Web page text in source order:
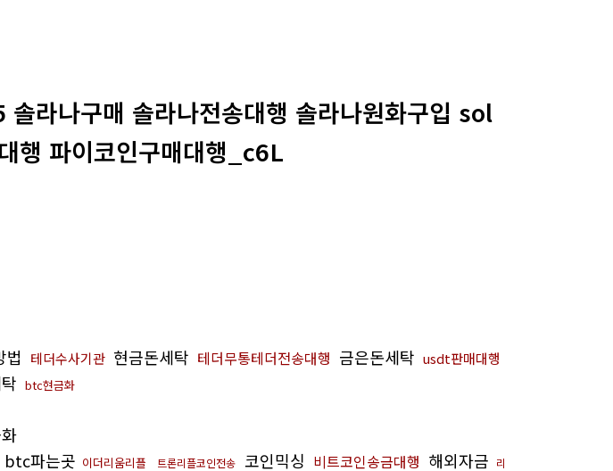
라나구매 솔라나전송대행 솔라나원화구입 sol
행 파이코인구매대행_c6L
법 테더수사기관 현금돈세탁 테더무통테더전송대행 금은돈세탁 usdt판매대행
btc현금화
btc파는곳 이더리움리플 트론리플코인전송 코인믹싱 비트코인송금대행 해외자금 리